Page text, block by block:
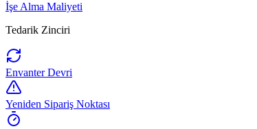
İşe Alma Maliyeti
Tedarik Zinciri
Envanter Devri
Yeniden Sipariş Noktası